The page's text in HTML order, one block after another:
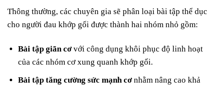
Thông thường, các chuyên gia sẽ phân loại bài tập thể dục
cho người đau khớp gối được thành hai nhóm nhỏ gồm:
Bài tập giãn cơvới công dụng khôi phục độ linh hoạt
của các nhóm cơ xung quanh khớp gối.
Bài tập tăng cường sức mạnh cơnhằm nâng cao khả